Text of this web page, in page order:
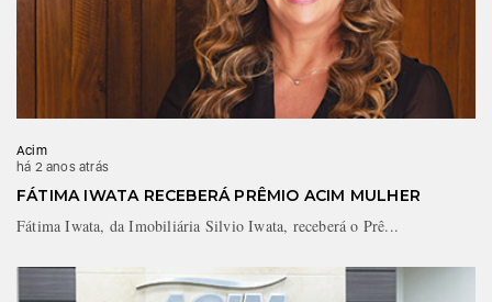
Acim
há 2 anos atrás
FÁTIMA IWATA RECEBERÁ PRÊMIO ACIM MULHER
Fátima Iwata, da Imobiliária Silvio Iwata, receberá o Prê...